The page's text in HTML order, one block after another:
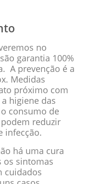
no
garantia 100%
A prevenção é a
Medidas
próximo com
higiene das
consumo de
reduzir
infecção.
há uma cura
os sintomas
cuidados